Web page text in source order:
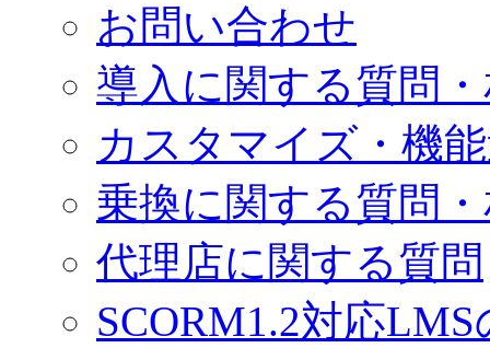
お問い合わせ
導入に関する質問
カスタマイズ・機
乗換に関する質問
代理店に関する質問
SCORM1.2対応